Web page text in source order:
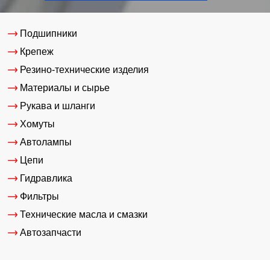
Подшипники
Крепеж
Резино-технические изделия
Материалы и сырье
Рукава и шланги
Хомуты
Автолампы
Цепи
Гидравлика
Фильтры
Технические масла и смазки
Автозапчасти